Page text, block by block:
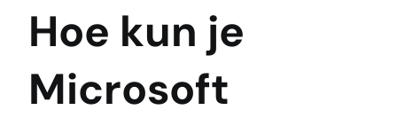
Hoe kun je
Microsoft